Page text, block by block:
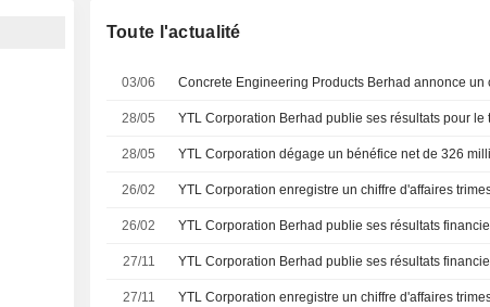
Toute l'actualité
03/06
28/05
28/05
26/02 YTL Corporation enregistre un chiffre d'affaires
26/02
27/11
27/11